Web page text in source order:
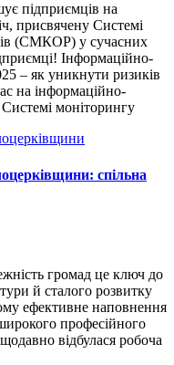
підприємців на
присвячену Системі
(СМКОР) у сучасних
Інформаційно-
– як уникнути ризиків
на інформаційно-
моніторингу
спільна
громад це ключ до
й сталого розвитку
ефективне наповнення
професійного
відбулася робоча